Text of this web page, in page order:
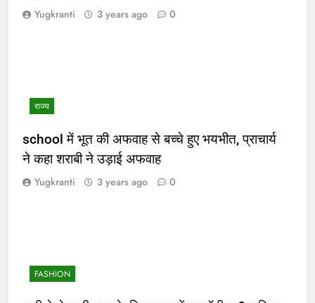
Yugkranti 3 years ago 0
राज्य
school में भूत की अफवाह से बच्चे हुए भयभीत, प्राचार्य
ने कहा शराबी ने उड़ाई अफवाह
Yugkranti 3 years ago 0
FASHION